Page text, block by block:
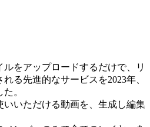
をアップロードするだけで、リ
る先進的なサービスを2023年、
。
いいただける動画を、生成し編集